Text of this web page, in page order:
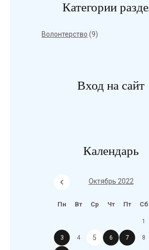
Категории
Волонтерство (9)
Вход на сайт
Календарь
Октябрь 2022
Пн Вт Ср Чт Пт Сб
1
3 4 5 6 7 8